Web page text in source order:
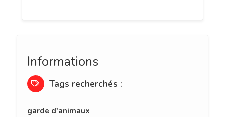
Informations
Tags recherchés :
garde d'animaux